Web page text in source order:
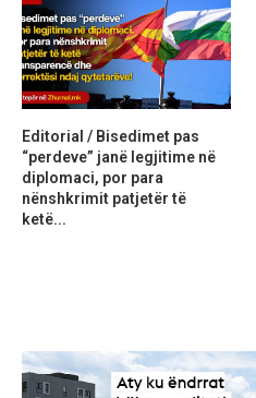
Editorial / Bisedimet pas
“perdeve” janë legjitime në
diplomaci, por para
nënshkrimit patjetër të
ketë...